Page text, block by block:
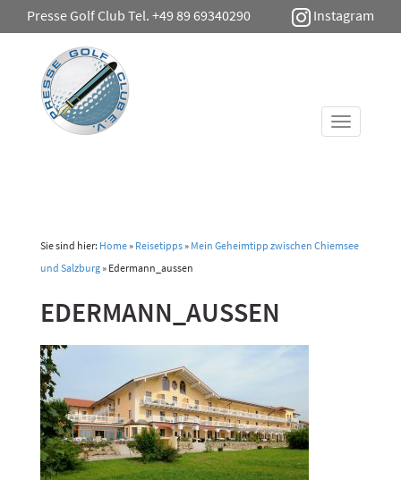
Presse Golf Club Tel. +49 89 69340290 Instagram
Toggle
Sie sind hier: Home» Reisetipps» Mein Geheimtipp zwischen Chiemsee
und Salzburg» Edermann_aussen
EDERMANN_AUSSEN